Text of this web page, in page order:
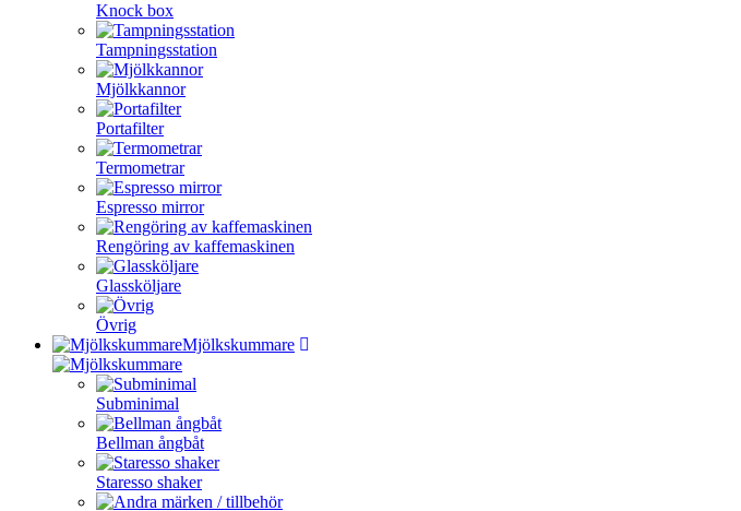
Knock box
Tampningsstation
Mjölkkannor
Portafilter
Termometrar
Espresso mirror
Rengöring av kaffemaskinen
Glassköljare
Övrig
Mjölkskummare
Subminimal
Bellman ångbåt
Staresso shaker